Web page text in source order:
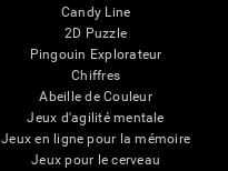
Candy Line
2D Puzzle
Pingouin Explorateur
Chiffres
Abeille de Couleur
Jeux d'agilité mentale
Jeux en ligne pour la mémoire
Jeux pour le cerveau